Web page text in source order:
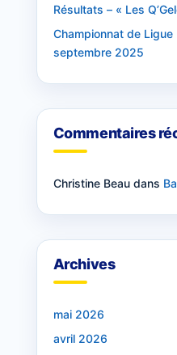
Résultats – « Les
Championnat de
septembre 2025
Commentaires
Christine Beaudans
Archives
mai 2026
avril 2026